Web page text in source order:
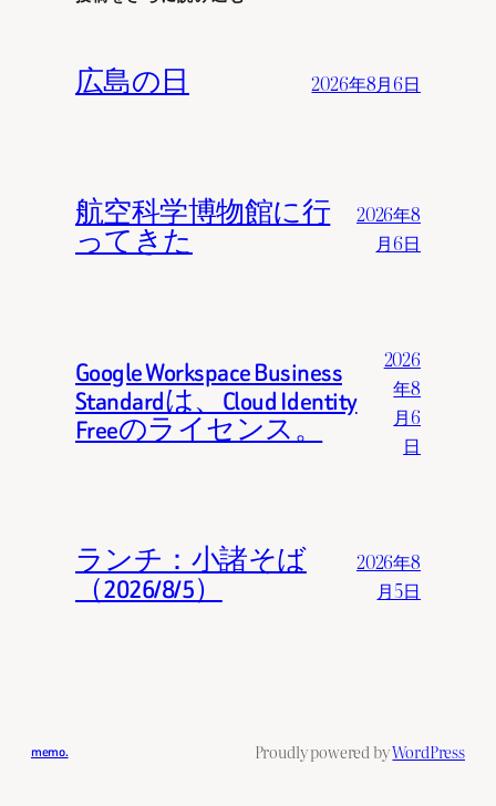
広島の日 2026年8月6日
航空科学博物館に行
ってきた
2026年8
月6日
Google Workspace Business
Standardは、Cloud Identity
Freeのライセンス。
2026
年8
月6
日
ランチ：小諸そば
（2026/8/5）
2026年8
月5日
memo. Proudly powered byWordPress